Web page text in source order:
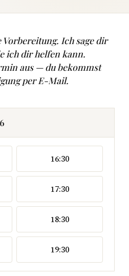
Ich sage dir
ich dir helfen kann.
aus — du bekommst
per E-Mail.
16:30
17:30
18:30
19:30